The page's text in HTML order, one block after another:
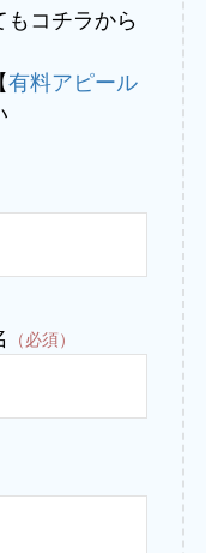
コチラから
有料アピール
（必須）